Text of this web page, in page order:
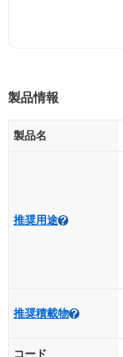
製品情報
製品名
推奨用途
推奨積載物
コード